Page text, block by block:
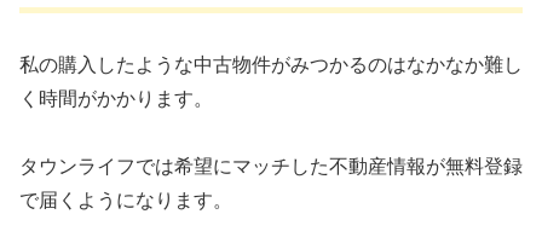
私の購入したような中古物件がみつかるのはなかなか難し
く時間がかかります。
タウンライフでは希望にマッチした不動産情報が無料登録
で届くようになります。